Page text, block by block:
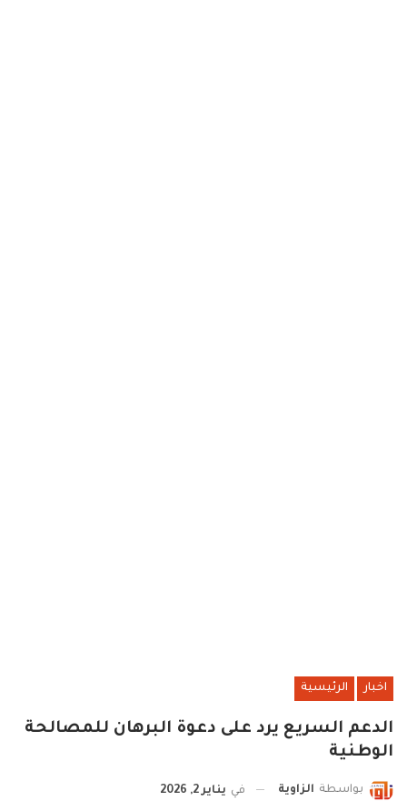
اخبار الرئيسية
الدعم السريع يرد على دعوة البرهان للمصالحة
الوطنية
بواسطة الزاوية في يناير 2, 2026